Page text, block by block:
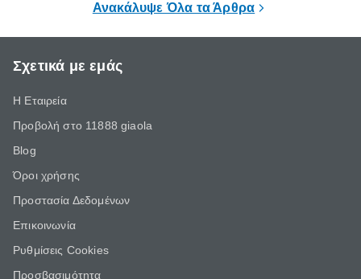
Ανακάλυψε Όλα τα Άρθρα
Σχετικά με εμάς
Η Εταιρεία
Προβολή στο 11888 giaola
Blog
Όροι χρήσης
Προστασία Δεδομένων
Επικοινωνία
Ρυθμίσεις Cookies
Προσβασιμότητα